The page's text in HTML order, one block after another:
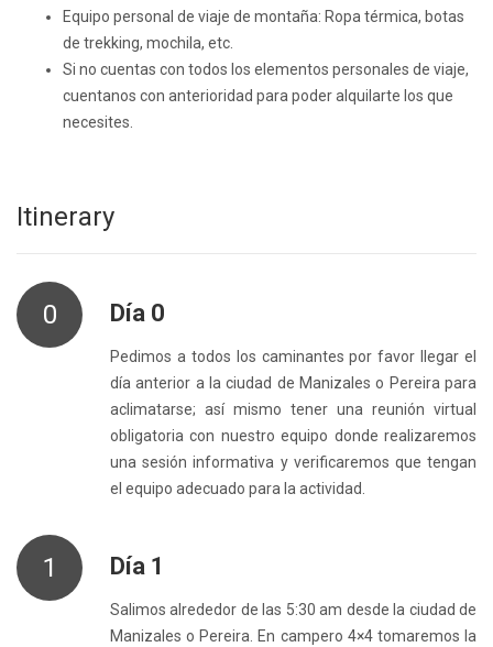
Equipo personal de viaje de montaña: Ropa térmica, botas
de trekking, mochila, etc.
Si no cuentas con todos los elementos personales de viaje,
cuentanos con anterioridad para poder alquilarte los que
necesites.
Itinerary
0 Día 0
Pedimos a todos los caminantes por favor llegar el
día anterior a la ciudad de Manizales o Pereira para
aclimatarse; así mismo tener una reunión virtual
obligatoria con nuestro equipo donde realizaremos
una sesión informativa y verificaremos que tengan
el equipo adecuado para la actividad.
1 Día 1
Salimos alrededor de las 5:30 am desde la ciudad de
Manizales o Pereira. En campero 4×4 tomaremos la